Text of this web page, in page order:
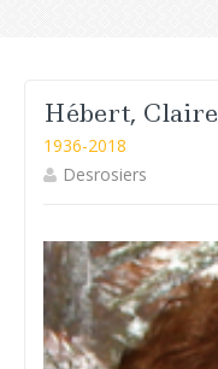
Hébert, Claire
1936-2018
Desrosiers